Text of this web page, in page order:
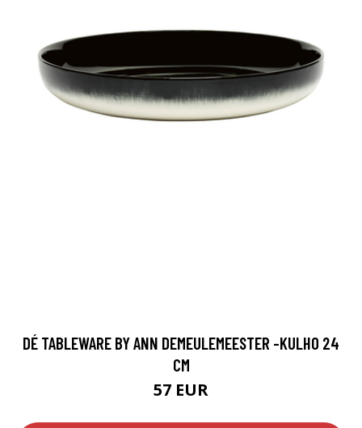
DÉ TABLEWARE BY ANN DEMEULEMEESTER -KULHO 24
CM
57 EUR